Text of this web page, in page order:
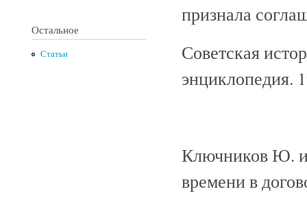
Остальное
Статьи
признала
Советская
энциклопедия.
Ключников Ю.
времени в